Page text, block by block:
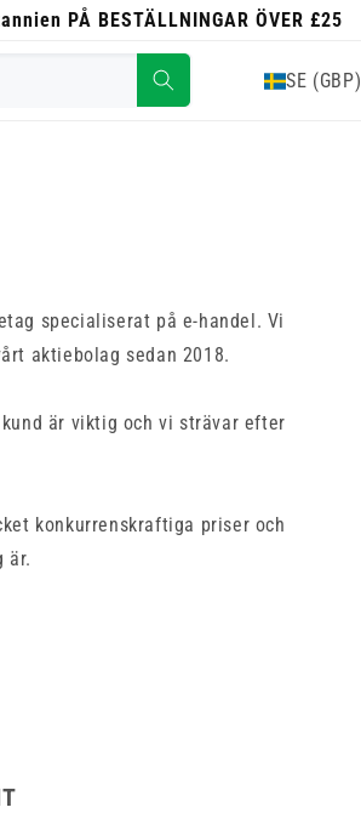
PÅ BESTÄLLNINGAR ÖVER £25
SE (GBP)
specialiserat på e-handel. Vi
aktiebolag sedan 2018.
är viktig och vi strävar efter
konkurrenskraftiga priser och
är.